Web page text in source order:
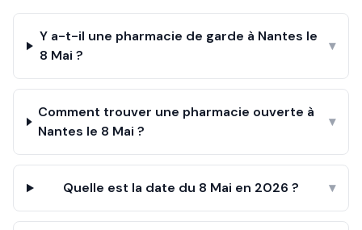
Y a-t-il une pharmacie de garde à Nantes le
8 Mai ?
▾
Comment trouver une pharmacie ouverte à
Nantes le 8 Mai ?
▾
Quelle est la date du 8 Mai en 2026 ? ▾